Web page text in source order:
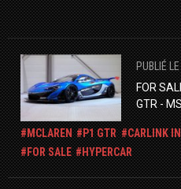
PUBLIÉ
FOR
GTR -
MCLAREN P1 GTR
CARLINK
FOR SALE
HYPERCAR